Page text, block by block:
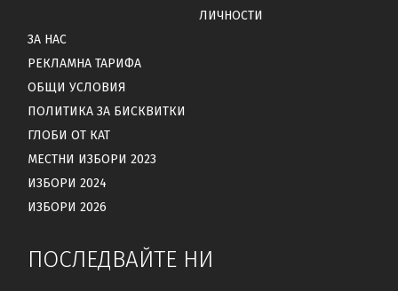
ЛИЧНОСТИ
ЗА НАС
РЕКЛАМНА ТАРИФА
ОБЩИ УСЛОВИЯ
ПОЛИТИКА ЗА БИСКВИТКИ
ГЛОБИ ОТ КАТ
МЕСТНИ ИЗБОРИ 2023
ИЗБОРИ 2024
ИЗБОРИ 2026
ПОСЛЕДВАЙТЕ НИ